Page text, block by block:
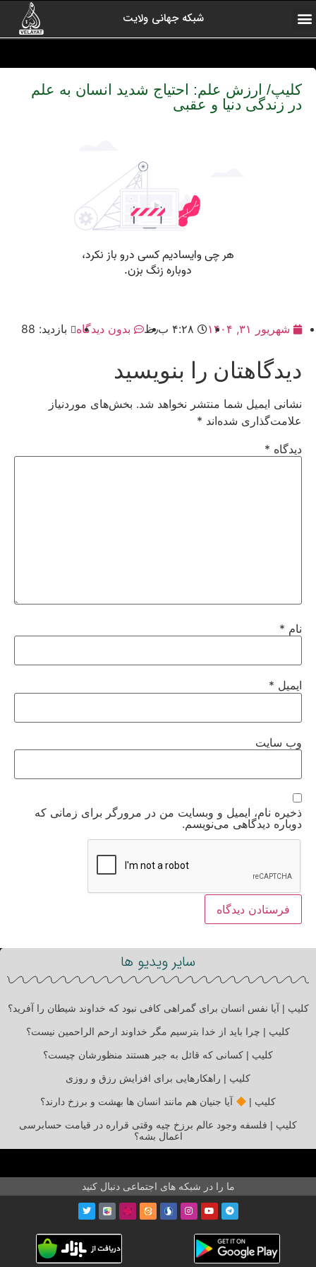
شبکه جهانی ولایت
کلیپ/ ارزش علم: احتیاج شدید انسان به علم
در زندگی دنیا و عقبی
شهریور ۳۱, ۱۴۰۴ ۴:۲۸ ب٫ظ بدون دیدگاه بازدید: 88
دیدگاهتان را بنویسید
نشانی ایمیل شما منتشر نخواهد شد. بخش‌های موردنیاز
علامت‌گذاری شده‌اند *
دیدگاه *
نام *
ایمیل *
وب‌ سایت
ذخیره نام، ایمیل و وبسایت من در مرورگر برای زمانی که
دوباره دیدگاهی می‌نویسم.
سایر ویدیو ها
کلیپ | آیا نفس انسان برای گمراهی کافی نبود که خداوند شیطان را آفرید؟
کلیپ | چرا باید از خدا بترسیم مگر خداوند ارحم الراحمین نیست؟
کلیپ | کسانی که قائل به جبر هستند منظورشان چیست؟
کلیپ | راهکارهایی برای افزایش رزق و روزی
کلیپ | آیا جنیان هم مانند انسان ها بهشت و برزخ دارند؟
کلیپ | فلسفه وجود عالم برزخ چیه وقتی قراره در قیامت حسابرسی
اعمال بشه؟
ما را در شبکه های اجتماعی دنبال کنید